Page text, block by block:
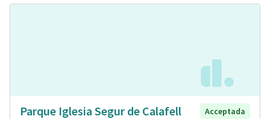
Parque Iglesia Segur de Calafell
Acceptada